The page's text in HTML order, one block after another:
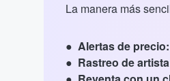
La manera más
Alertas de precio:
Rastreo de